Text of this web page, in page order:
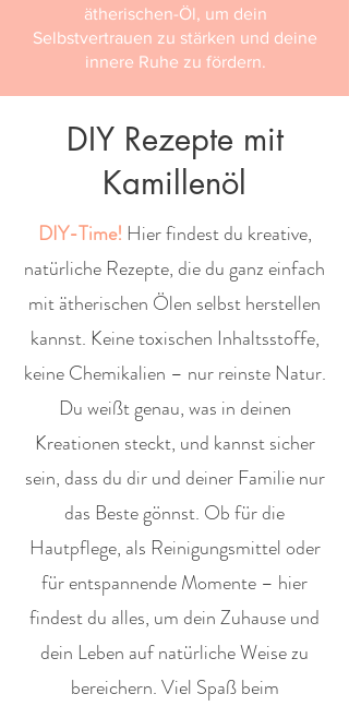
ätherischen-Öl, um dein
Selbstvertrauen zu stärken und deine
innere Ruhe zu fördern.
DIY Rezepte mit
Kamillenöl
DIY-Time! Hier findest du kreative,
natürliche Rezepte, die du ganz einfach
mit ätherischen Ölen selbst herstellen
kannst. Keine toxischen Inhaltsstoffe,
keine Chemikalien – nur reinste Natur.
Du weißt genau, was in deinen
Kreationen steckt, und kannst sicher
sein, dass du dir und deiner Familie nur
das Beste gönnst. Ob für die
Hautpflege, als Reinigungsmittel oder
für entspannende Momente – hier
findest du alles, um dein Zuhause und
dein Leben auf natürliche Weise zu
bereichern. Viel Spaß beim